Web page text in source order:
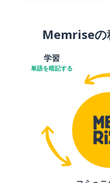
Memriseの
学習
単語を暗記する